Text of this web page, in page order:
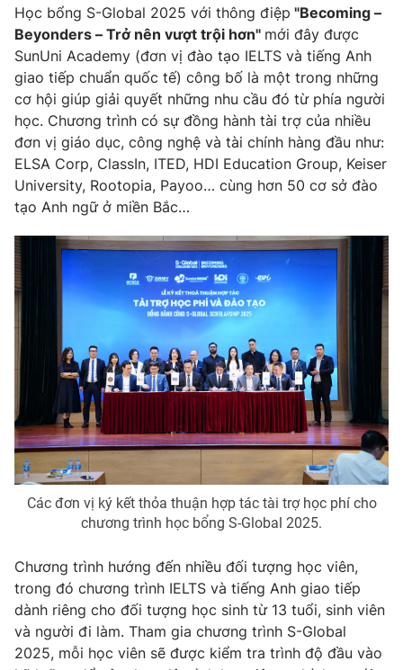
Chất lượng cuộc sống
Tuyển sinh
Học trực tuyến
Công nghệ
Hitech Công nghệ tương lai
Sản phẩm
Thị trường
Tư vấn
Giao lưu trực tuyến
Lịch phát sóng
Chuyên mục khác
Photo Infographic
Video Shorts video
VTV Money VTV Thể thao
VTV Sức khoẻ Bất động sản
Thị trường 24h Tấm lòng Việt
VTV9 VTV8
Liên hệ tòa soạn English
Học bổng S-Global 2025 với thông điệp "Becoming –
Beyonders – Trở nên vượt trội hơn" mới đây được
SunUni Academy (đơn vị đào tạo IELTS và tiếng Anh
giao tiếp chuẩn quốc tế) công bố là một trong những
cơ hội giúp giải quyết những nhu cầu đó từ phía người
học. Chương trình có sự đồng hành tài trợ của nhiều
đơn vị giáo dục, công nghệ và tài chính hàng đầu như:
ELSA Corp, ClassIn, ITED, HDI Education Group, Keiser
University, Rootopia, Payoo… cùng hơn 50 cơ sở đào
tạo Anh ngữ ở miền Bắc…
Các đơn vị ký kết thỏa thuận hợp tác tài trợ học phí cho
chương trình học bổng S-Global 2025.
Chương trình hướng đến nhiều đối tượng học viên,
trong đó chương trình IELTS và tiếng Anh giao tiếp
dành riêng cho đối tượng học sinh từ 13 tuổi, sinh viên
và người đi làm. Tham gia chương trình S-Global
2025, mỗi học viên sẽ được kiểm tra trình độ đầu vào